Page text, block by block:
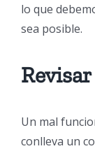
lo que
sea posible.
Un mal
conlleva un